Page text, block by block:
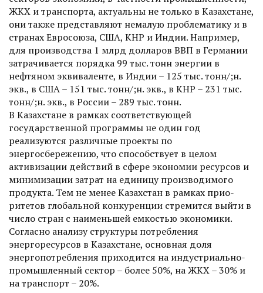
ЖКХ и транспорта, актуальны не только в Казахстане,
они также представляют немалую проблематику и в
странах Евросоюза, США, КНР и Индии. Например,
для производства 1 млрд долларов ВВП в Германии
затрачивается порядка 99 тыс. тонн энергии в
нефтяном эквиваленте, в Индии – 125 тыс. тонн/;н.
экв., в США – 151 тыс. тонн/;н. экв., в КНР – 231 тыс.
тонн/;н. экв., в России – 289 тыс. тонн.
В Казахстане в рамках соответствующей
государственной программы не один год
реализуются различные проекты по
энергосбережению, что способствует в целом
активизации действий в сфере экономии ресурсов и
минимизации затрат на единицу производимого
продукта. Тем не менее Казахстан в рамках прио­
ритетов глобальной конкуренции стремится выйти в
число стран с наименьшей емкостью экономики.
Согласно анализу структуры потребления
энергоресурсов в Казахстане, основная доля
энергопотребления приходится на индустриально-
промышленный сектор – более 50%, на ЖКХ – 30% и
на транспорт – 20%.